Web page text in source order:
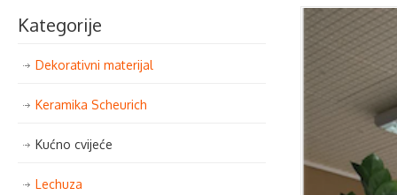
Kategorije
Dekorativni materijal
Keramika Scheurich
Kućno cvijeće
Lechuza